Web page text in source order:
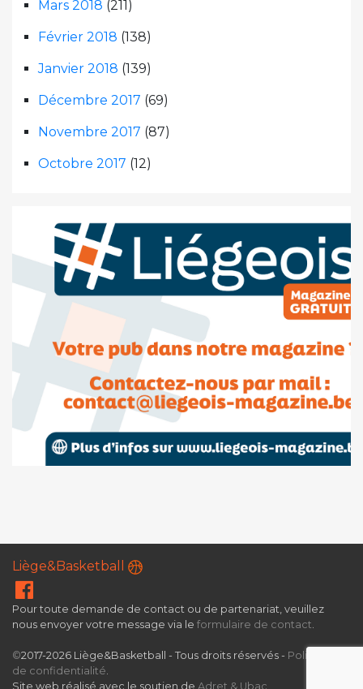
Mars 2018 (211)
Février 2018 (138)
Janvier 2018 (139)
Décembre 2017 (69)
Novembre 2017 (87)
Octobre 2017 (12)
Liège&Basketball
Pour toute demande de contact ou de partenariat, veuillez
nous envoyer votre message via le formulaire de contact.
©2017-2026 Liège&Basketball - Tous droits réservés - Politique
de confidentialité.
Site web réalisé avec le soutien de Adret & Ubac